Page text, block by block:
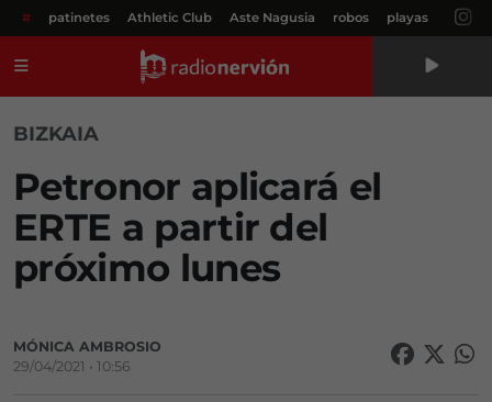
# patinetes Athletic Club Aste Nagusia robos playas
BIZKAIA
Petronor aplicará el
ERTE a partir del
próximo lunes
MÓNICA AMBROSIO
29/04/2021 • 10:56